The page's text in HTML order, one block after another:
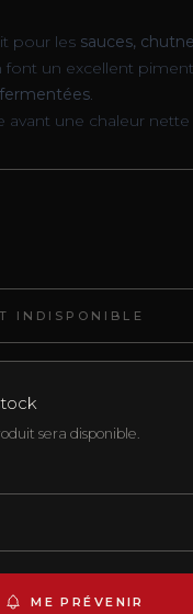
pour les sauces,
font un excellent
.
avant une chaleur
INDISPONIBLE
sera disponible.
ME PRÉVENIR